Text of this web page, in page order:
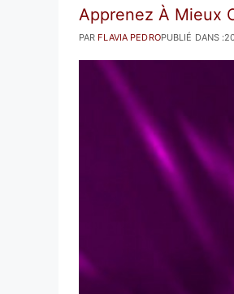
Apprenez À Mieux
PUBLIÉ DANS :
PAR FLAVIA PEDRO